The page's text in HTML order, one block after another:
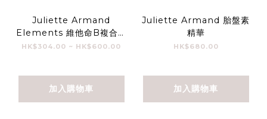
Juliette Armand
Elements 維他命B複合精
華
HK$304.00 ~ HK$600.00
加入購物車
Juliette Armand 胎盤素
精華
HK$680.00
加入購物車